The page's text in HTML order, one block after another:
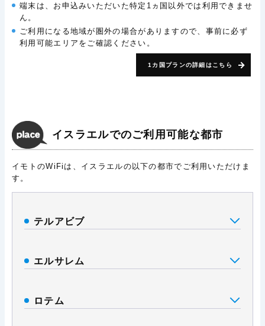
端末は、お申込みいただいた特定1ヵ国以外では利用できませ
ん。
ご利用になる地域が圏外の場合がありますので、事前に必ず
利用可能エリアをご確認ください。
1カ国プランの詳細はこちら
イスラエルでのご利用可能な都市
イモトのWiFiは、イスラエルの以下の都市でご利用いただけま
す。
テルアビブ
エルサレム
ロテム